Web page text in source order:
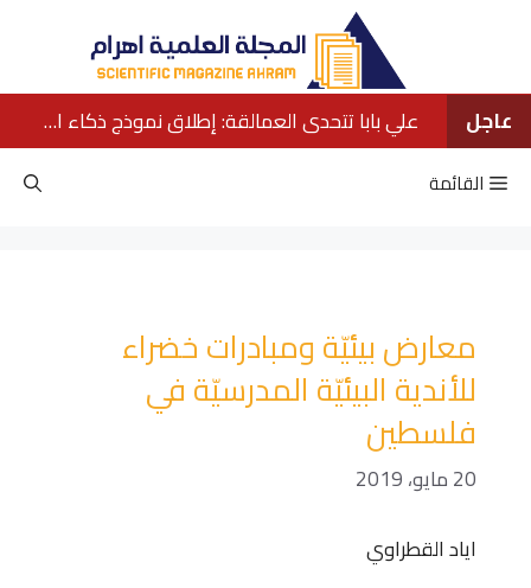
عاجل
علي بابا تتحدى العمالقة: إطلاق نموذج ذكاء اصطناعي ينافس كبار الشركات الأمريكية
القائمة
معارض بيئيّة ومبادرات خضراء
للأندية البيئيّة المدرسيّة في
فلسطين
20 مايو، 2019
اياد القطراوي